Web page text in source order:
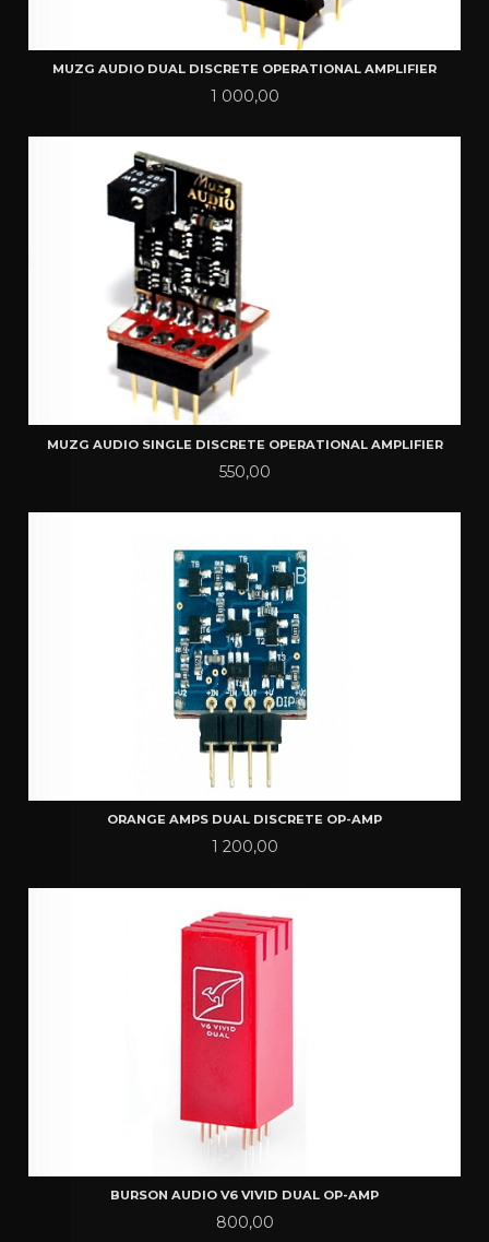
MUZG AUDIO DUAL DISCRETE OPERATIONAL AMPLIFIER
Pris
1 000,00
MUZG AUDIO SINGLE DISCRETE OPERATIONAL AMPLIFIER
Pris
550,00
ORANGE AMPS DUAL DISCRETE OP-AMP
Pris
1 200,00
BURSON AUDIO V6 VIVID DUAL OP-AMP
Pris
800,00